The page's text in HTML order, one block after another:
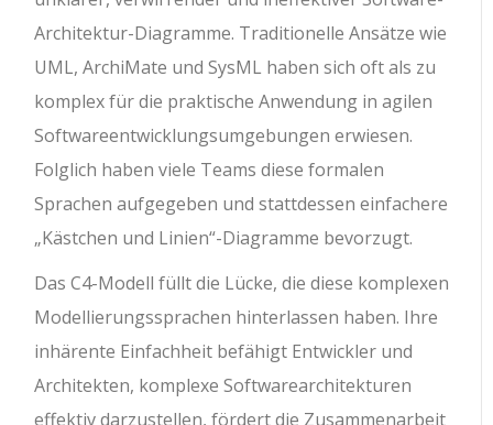
Architektur-Diagramme. Traditionelle Ansätze wie
UML, ArchiMate und SysML haben sich oft als zu
komplex für die praktische Anwendung in agilen
Softwareentwicklungsumgebungen erwiesen.
Folglich haben viele Teams diese formalen
Sprachen aufgegeben und stattdessen einfachere
„Kästchen und Linien“-Diagramme bevorzugt.
Das C4-Modell füllt die Lücke, die diese komplexen
Modellierungssprachen hinterlassen haben. Ihre
inhärente Einfachheit befähigt Entwickler und
Architekten, komplexe Softwarearchitekturen
effektiv darzustellen, fördert die Zusammenarbeit